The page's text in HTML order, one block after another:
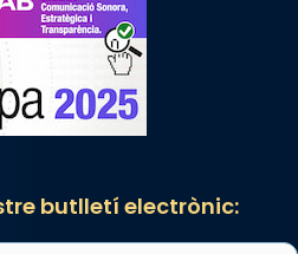
butlletí electrònic: